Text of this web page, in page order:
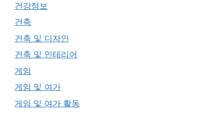
건강정보
건축
건축 및 디자인
건축 및 인테리어
게임
게임 및 여가
게임 및 여가 활동